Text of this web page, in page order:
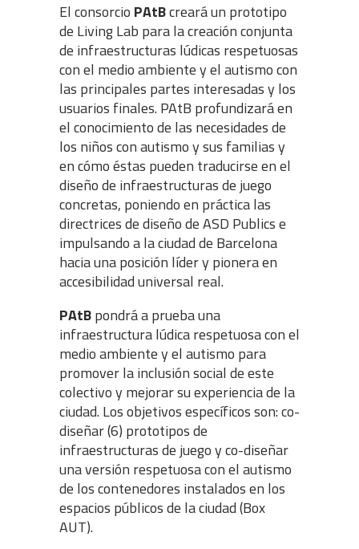
El consorcio PAtBcreará un prototipo
de Living Lab para la creación conjunta
de infraestructuras lúdicas respetuosas
con el medio ambiente y el autismo con
las principales partes interesadas y los
usuarios finales. PAtB profundizará en
el conocimiento de las necesidades de
los niños con autismo y sus familias y
en cómo éstas pueden traducirse en el
diseño de infraestructuras de juego
concretas, poniendo en práctica las
directrices de diseño de ASD Publics e
impulsando a la ciudad de Barcelona
hacia una posición líder y pionera en
accesibilidad universal real.
PAtBpondrá a prueba una
infraestructura lúdica respetuosa con el
medio ambiente y el autismo para
promover la inclusión social de este
colectivo y mejorar su experiencia de la
ciudad. Los objetivos específicos son: co-
diseñar (6) prototipos de
infraestructuras de juego y co-diseñar
una versión respetuosa con el autismo
de los contenedores instalados en los
espacios públicos de la ciudad (Box
AUT).